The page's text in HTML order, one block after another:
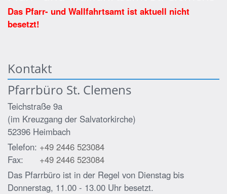
Das Pfarr- und Wallfahrtsamt ist aktuell nicht
besetzt!
Kontakt
Pfarrbüro St. Clemens
Teichstraße 9a
(im Kreuzgang der Salvatorkirche)
52396 Heimbach
Telefon: +49 2446 523084
Fax:
+49 2446 523084
Das Pfarrbüro ist in der Regel von Dienstag bis
Donnerstag, 11.00 - 13.00 Uhr besetzt.